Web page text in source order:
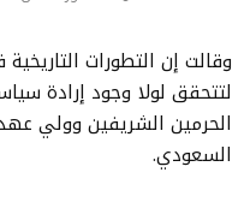
وقالت إن التطورات
لتتحقق لولا وجود إرادة
الحرمين الشريفين وولي
السعودي.